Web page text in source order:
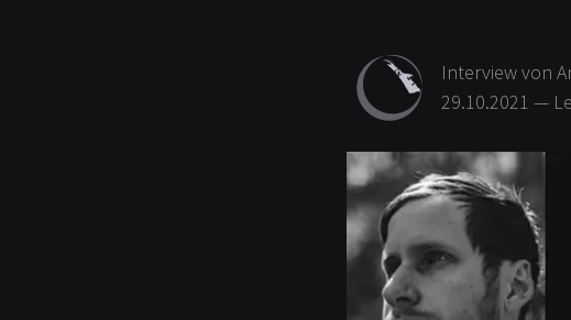
Interviewvon
29.10.2021 —